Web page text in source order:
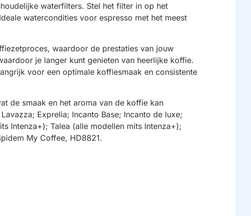
waterfilters. Stel het filter in op het
watercondities voor espresso met het meest
waardoor de prestaties van jouw
je langer kunt genieten van heerlijke koffie.
voor een optimale koffiesmaak en consistente
de smaak en het aroma van de koffie kan
Exprelia; Incanto Base; Incanto de luxe;
Intenza+); Talea (alle modellen mits Intenza+);
My Coffee, HD8821.